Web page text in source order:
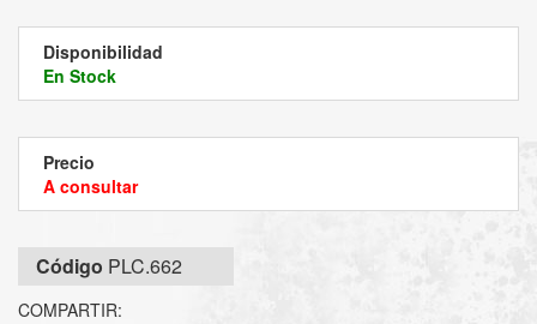
Disponibilidad
En Stock
Precio
A consultar
Código PLC.662
COMPARTIR: